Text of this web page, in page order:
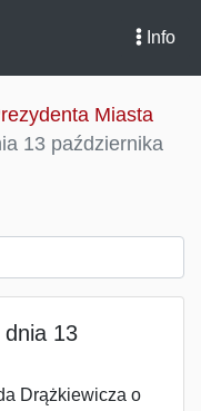
Info
Miasta
13 października
13
Drążkiewicza o